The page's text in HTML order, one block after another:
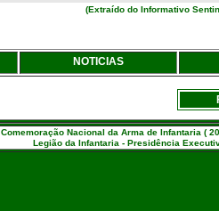
(Extraído do Informativo
NOTICIAS
Comemoração Nacional da Arma de Infantaria (
Legião da Infantaria - Presidência